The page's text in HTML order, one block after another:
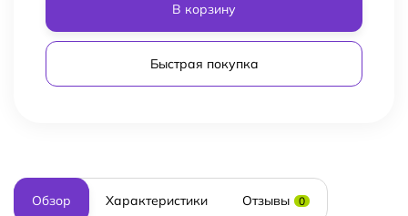
В корзину
Быстрая покупка
Обзор Характеристики Отзывы 0